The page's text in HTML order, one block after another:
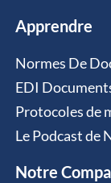
Apprendre
Normes De
EDI
Protocoles de
Le Podcast de
Notre